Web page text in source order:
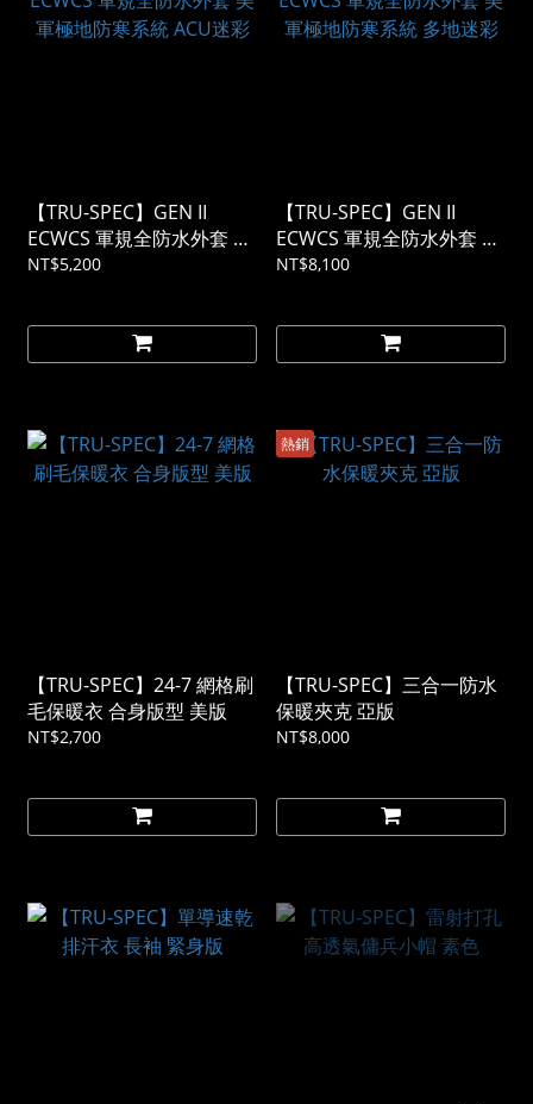
【TRU-SPEC】GEN II
ECWCS 軍規全防水外套 美
軍極地防寒系統 ACU迷彩
NT$5,200
【TRU-SPEC】GEN II
ECWCS 軍規全防水外套 美
軍極地防寒系統 多地迷彩
NT$8,100
【TRU-SPEC】24-7 網格刷
毛保暖衣 合身版型 美版
NT$2,700
熱銷
【TRU-SPEC】三合一防水
保暖夾克 亞版
NT$8,000